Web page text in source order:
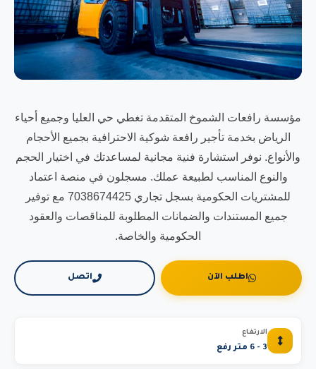
مؤسسة رافعات الشموخ المتقدمة تغطي حي العليا وجميع أحياء
الرياض بخدمة تأجير رافعة شوكية الاحترافية بجميع الأحجام
والأنواع. نوفر استشارة فنية مجانية لمساعدتك في اختيار الحجم
والنوع المناسب لطبيعة عملك. مسجلون في منصة اعتماد
للمشتريات الحكومية بسجل تجاري 7038674425 مع توفير
جميع المستندات والضمانات المطلوبة للمناقصات والعقود
الحكومية والخاصة.
اطلب الآن اتصل
الارتفاع
3 - 6 متر رفع